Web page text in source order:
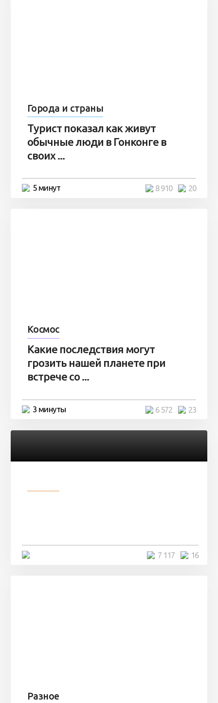
Города и страны
Турист показал как живут
обычные люди в Гонконге в
своих ...
5 минут 20
8 910
Космос
Какие последствия могут
грозить нашей планете при
встрече со ...
3 минуты 23
6 572
16
7 117
Разное